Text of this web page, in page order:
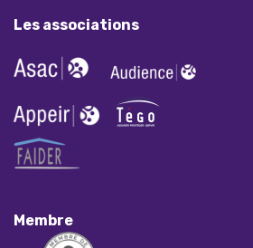
Les associations
Membre